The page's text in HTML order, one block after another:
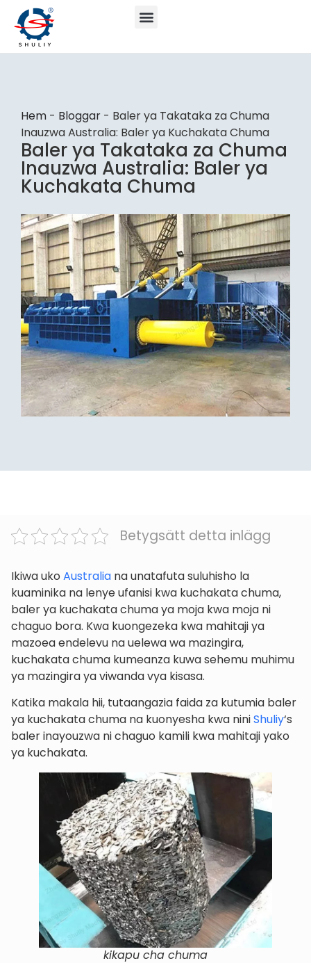
Hem - Bloggar - Baler ya Takataka za Chuma
Inauzwa Australia: Baler ya Kuchakata Chuma
Baler ya Takataka za Chuma
Inauzwa Australia: Baler ya
Kuchakata Chuma
Betygsätt detta inlägg
Ikiwa uko Australia na unatafuta suluhisho la
kuaminika na lenye ufanisi kwa kuchakata chuma,
baler ya kuchakata chuma ya moja kwa moja ni
chaguo bora. Kwa kuongezeka kwa mahitaji ya
mazoea endelevu na uelewa wa mazingira,
kuchakata chuma kumeanza kuwa sehemu muhimu
ya mazingira ya viwanda vya kisasa.
Katika makala hii, tutaangazia faida za kutumia baler
ya kuchakata chuma na kuonyesha kwa niniShuliy‘s
baler inayouzwa ni chaguo kamili kwa mahitaji yako
ya kuchakata.
kikapu cha chuma